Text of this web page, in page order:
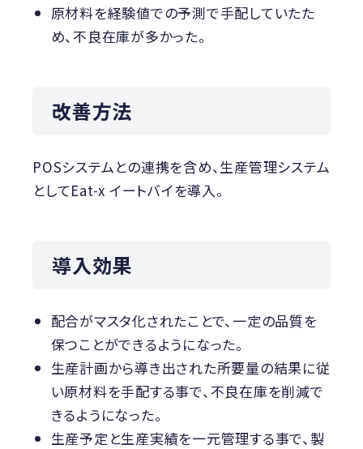
原材料を経験値での予測で手配していたた
め、不良在庫が多かった。
改善方法
POSシステムとの連携を含め、生産管理システム
としてEat-x イートバイを導入。
導入効果
配合がマスタ化されたことで、一定の品質を
保つことができるようになった。
生産計画から導き出された所要量の結果に従
い原材料を手配する事で、不良在庫を削減で
きるようになった。
生産予定と生産実績を一元管理する事で、製